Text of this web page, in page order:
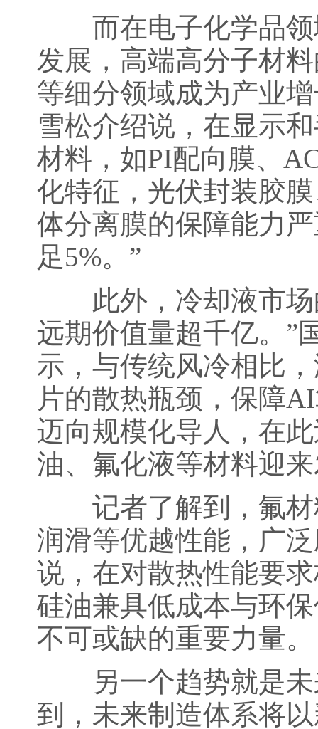
而在电子化学品领
发展，高端高分子材
等细分领域成为产业
雪松介绍说，在显示
材料，如PI配向膜、
化特征，光伏封装胶
体分离膜的保障能力
足5%。”
此外，冷却液市场
远期价值量超千亿。”
示，与传统风冷相比
片的散热瓶颈，保障
迈向规模化导人，在
油、氟化液等材料迎
记者了解到，氟材
润滑等优越性能，广
说，在对散热性能要
硅油兼具低成本与环
不可或缺的重要力量。
另一个趋势就是未
到，未来制造体系将